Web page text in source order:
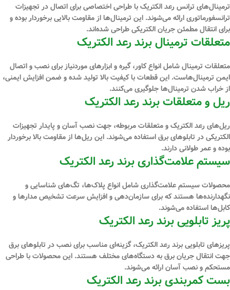
ترمینال‌های ترانس رعد الکتریک با طراحی اختصاصی برای اتصال در تجهیزات
ترانسفورماتوری ارائه می‌شوند. این ترمینال‌ها از مقاومت بالایی برخوردار بوده و
برای انتقال مطمئن جریان الکتریکی طراحی شده‌اند.
متعلقات ترمینال برند رعد الکتریک
متعلقات ترمینال شامل انواع کاور، گیره و ابزارهای موردنیاز برای نصب و اتصال
ایمن ترمینال‌هاست. این قطعات با کیفیت بالا تولید شده و ضمن افزایش ایمنی،
از خراب شدن ترمینال‌ها جلوگیری می‌کنند.
ریل و متعلقات برند رعد الکتریک
ریل‌های رعد الکتریک و متعلقات مربوطه، جهت نصب آسان و پایدار تجهیزات
الکتریکی در تابلوهای برق استفاده می‌شوند. این ریل‌ها از مقاومت بالا برخوردار
بوده و عمر طولانی دارند.
سیستم علامت‌گذاری برند رعد الکتریک
محصولات سیستم علامت‌گذاری شامل انواع پلاک‌ها، تگ‌های شناسایی و
نگهدارنده‌ها هستند که برای سازمان‌دهی و افزایش سرعت تشخیص مدارها و
کابل‌ها استفاده می‌شوند.
پریز تابلویی برند رعد الکتریک
پریزهای تابلویی برند رعد الکتریک، گزینه‌ای مناسب برای نصب در تابلوهای برق
جهت انتقال جریان برق به دستگاه‌های مختلف هستند. این محصولات با طراحی
مستحکم و نصب آسان ارائه می‌شوند.
بست کمربندی برند رعد الکتریک